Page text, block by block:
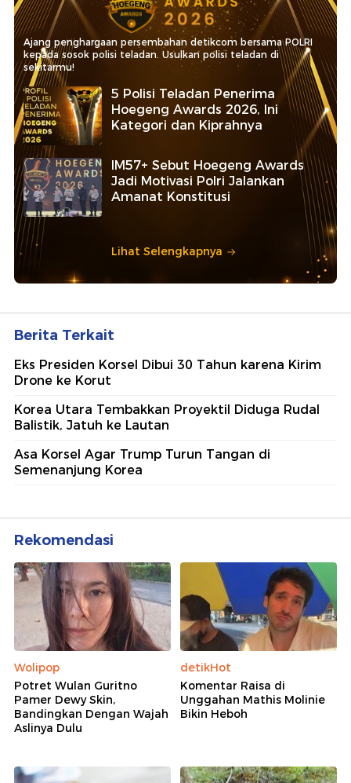
Ajang penghargaan persembahan detikcom bersama POLRI
kepada sosok polisi teladan. Usulkan polisi teladan di
sekitarmu!
5 Polisi Teladan Penerima
Hoegeng Awards 2026, Ini
Kategori dan Kiprahnya
IM57+ Sebut Hoegeng Awards
Jadi Motivasi Polri Jalankan
Amanat Konstitusi
Lihat Selengkapnya
Berita Terkait
Eks Presiden Korsel Dibui 30 Tahun karena Kirim
Drone ke Korut
Korea Utara Tembakkan Proyektil Diduga Rudal
Balistik, Jatuh ke Lautan
Asa Korsel Agar Trump Turun Tangan di
Semenanjung Korea
Rekomendasi
Wolipop
Potret Wulan Guritno
Pamer Dewy Skin,
Bandingkan Dengan Wajah
Aslinya Dulu
detikHot
Komentar Raisa di
Unggahan Mathis Molinie
Bikin Heboh